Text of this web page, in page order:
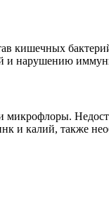
кишечных
и нарушению
микрофлоры.
и калий, также